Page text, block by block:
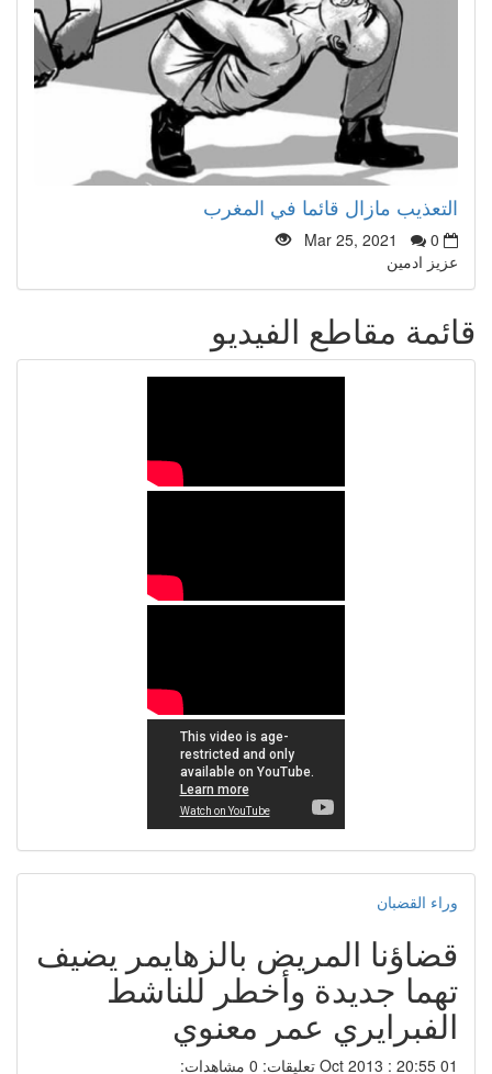
التعذيب مازال قائما في المغرب
Mar 25, 2021
0
عزيز ادمين
قائمة مقاطع الفيديو
وراء القضبان
قضاؤنا المريض بالزهايمر يضيف
تهما جديدة وأخطر للناشط
الفبرايري عمر معنوي
تعليقات: 0 مشاهدات: